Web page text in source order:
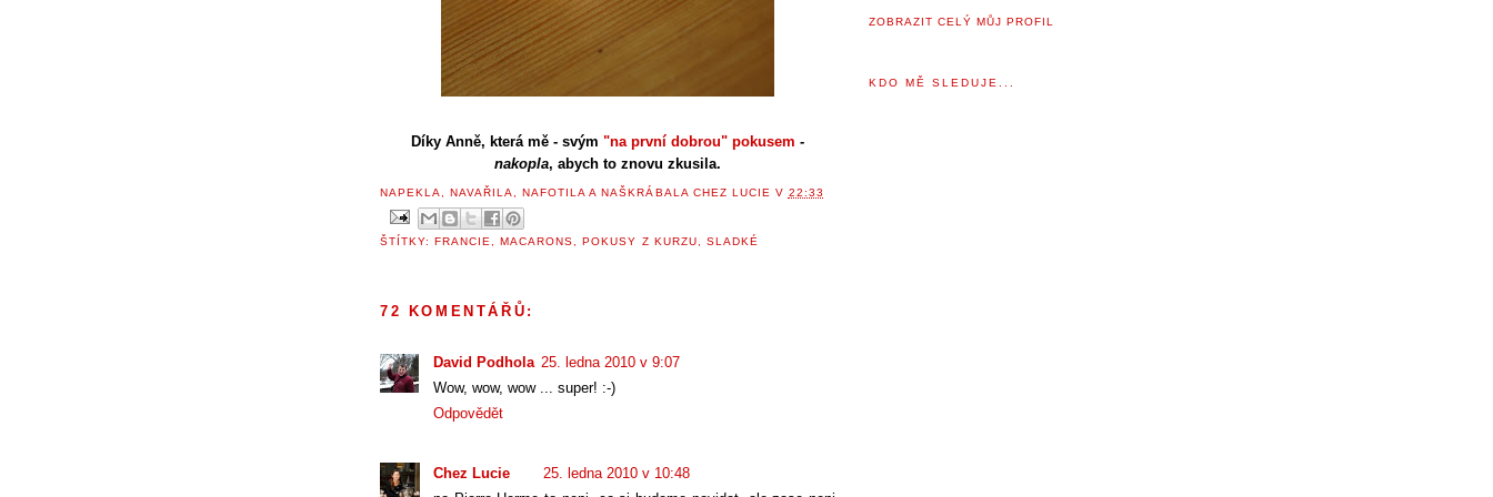
Díky Anně, která mě - svým "na první dobrou" pokusem -
nakopla, abych to znovu zkusila.
NAPEKLA, NAVAŘILA, NAFOTILA A NAŠKRÁBALA CHEZ LUCIE V 22:33
ŠTÍTKY:FRANCIE ,MACARONS ,POKUSY Z KURZU SLADKÉ
72 KOMENTÁŘŮ:
David Podhola 25. ledna 2010 v 9:07
Wow, wow, wow ... super! :-)
Odpovědět
Chez Lucie
25. ledna 2010 v 10:48
ZOBRAZIT CELÝ MŮJ PROFIL
KDO MĚ SLEDUJE...